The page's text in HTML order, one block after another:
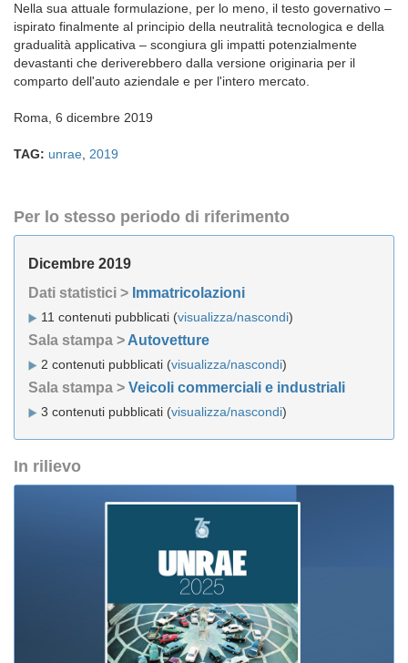
Nella sua attuale formulazione, per lo meno, il testo governativo –
ispirato finalmente al principio della neutralità tecnologica e della
gradualità applicativa – scongiura gli impatti potenzialmente
devastanti che deriverebbero dalla versione originaria per il
comparto dell'auto aziendale e per l'intero mercato.
Roma, 6 dicembre 2019
TAG: unrae 2019
Per lo stesso periodo di riferimento
Dicembre 2019
Dati statistici > Immatricolazioni
11 contenuti pubblicati (visualizza/nascondi)
Sala stampa > Autovetture
2 contenuti pubblicati (visualizza/nascondi)
Sala stampa > Veicoli commerciali e industriali
3 contenuti pubblicati (visualizza/nascondi)
In rilievo